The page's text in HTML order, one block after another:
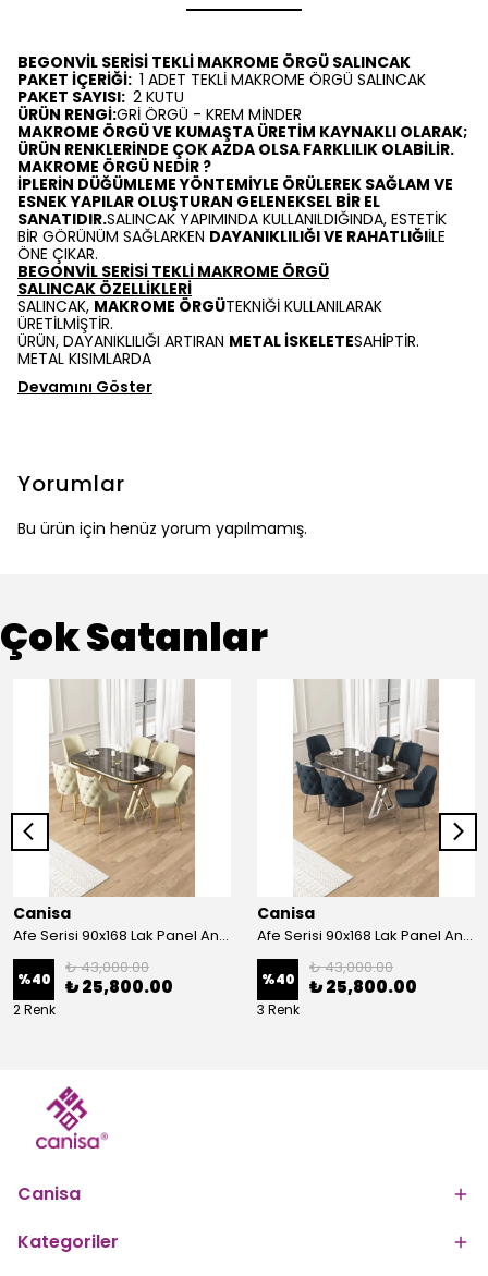
BEGONVİL SERİSİ TEKLİ MAKROME ÖRGÜ SALINCAK
PAKET İÇERİĞİ: 1 ADET TEKLİ MAKROME ÖRGÜ SALINCAK
PAKET SAYISI: 2 KUTU
ÜRÜN RENGİ:GRİ ÖRGÜ - KREM MİNDER
MAKROME ÖRGÜ VE KUMAŞTA ÜRETİM KAYNAKLI OLARAK;
ÜRÜN RENKLERİNDE ÇOK AZDA OLSA FARKLILIK OLABİLİR.
MAKROME ÖRGÜ NEDİR ?
İPLERİN DÜĞÜMLEME YÖNTEMİYLE ÖRÜLEREK SAĞLAM VE
ESNEK YAPILAR OLUŞTURAN GELENEKSEL BİR EL
SANATIDIR.SALINCAK YAPIMINDA KULLANILDIĞINDA, ESTETİK
BİR GÖRÜNÜM SAĞLARKEN DAYANIKLILIĞI VE RAHATLIĞIİLE
ÖNE ÇIKAR.
BEGONVİL SERİSİ TEKLİ MAKROME ÖRGÜ
SALINCAK ÖZELLİKLERİ
SALINCAK, MAKROME ÖRGÜTEKNİĞİ KULLANILARAK
ÜRETİLMİŞTİR.
ÜRÜN, DAYANIKLILIĞI ARTIRAN METAL İSKELETESAHİPTİR.
METAL KISIMLARDA
Devamını Göster
Yorumlar
Bu ürün için henüz yorum yapılmamış.
Çok Satanlar
Canisa
Afe Serisi 90x168 Lak Panel Antrasit İroni Masa ve 6 Sandalye Gold Kaplama Ayak
%40
₺ 43,000.00
₺ 25,800.00
2 Renk
Canisa
Afe Serisi 90x168 Lak Panel Antrasit İroni Masa ve 6 Sandalye Krom Kaplama Ayak
%40
₺ 43,000.00
₺ 25,800.00
3 Renk
Canisa
Kategoriler